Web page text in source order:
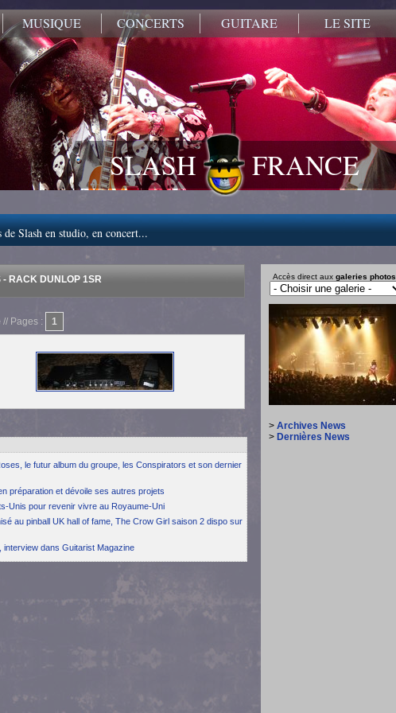
MUSIQUE CONCERTS GUITARE LE SITE
SLASH FRANCE
de Slash en studio, en concert...
- RACK DUNLOP 1SR
// Pages : 1
le futur album du groupe, les Conspirators et son dernier
préparation et dévoile ses autres projets
Unis pour revenir vivre au Royaume-Uni
au pinball UK hall of fame, The Crow Girl saison 2 dispo sur
interview dans Guitarist Magazine
Accès direct aux galeries photos
> Archives News
> Dernières News